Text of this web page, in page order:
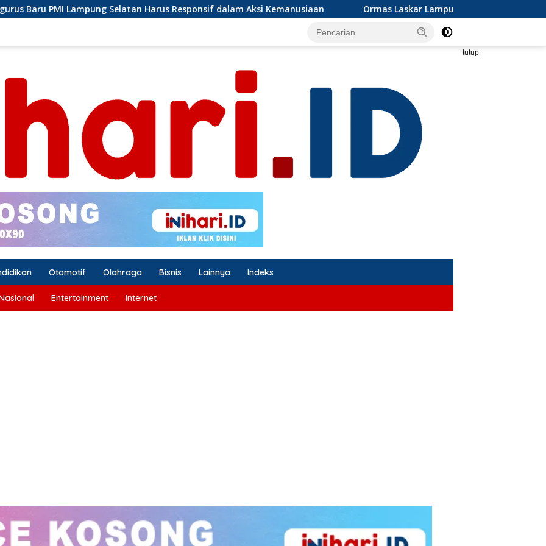
Harus Responsif dalam Aksi Kemanusiaan Ormas Laskar Lampung dan Grib jaya Lampung selatan mengapresiasi
tutup
Otomotif Olahraga Bisnis Lainnya Indeks
Entertainment Internet